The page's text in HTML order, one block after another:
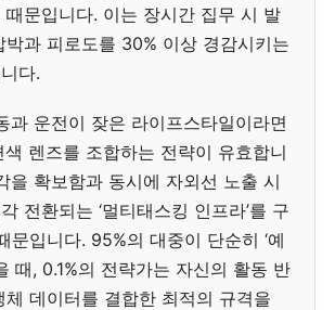
때문입니다. 이는 장시간 집무 시 발
박과 피로도를 30% 이상 경감시키는
다.
과 운전이 잦은 라이프스타일이라면
렌즈를 조합하는 전략이 유효합니
을 확보함과 동시에 자외선 노출 시
전환되는 ‘멀티태스킹 인프라’를 구
문입니다. 95%의 대중이 단순히 ‘예
때, 0.1%의 전략가는 자신의 활동 반
체 데이터를 결합한 최적의 규격을